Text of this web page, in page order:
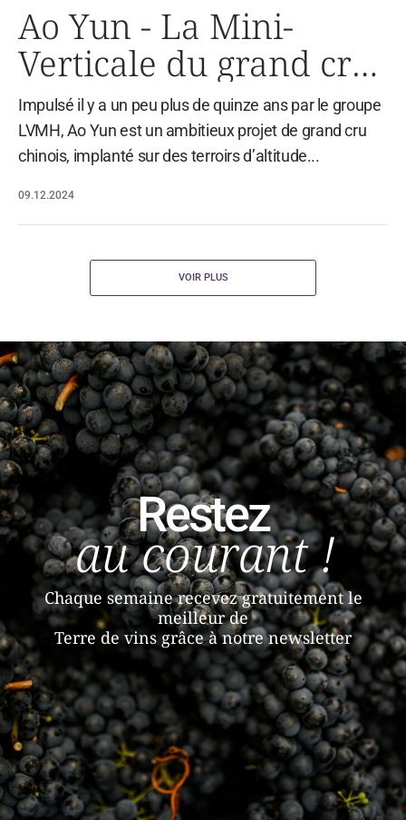
09.12.2024
Ao Yun - La Mini-
Verticale du grand cru
chinois de LVMH
Impulsé il y a un peu plus de quinze ans par le groupe
LVMH, Ao Yun est un ambitieux projet de grand cru
chinois, implanté sur des terroirs d’altitude...
VOIR PLUS
Restez
au courant !
Chaque semaine recevez gratuitement le
meilleur de
Terre de vins grâce à notre newsletter